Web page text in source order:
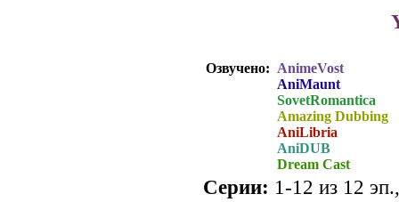
Озвучено: AnimeVost
AniMaunt
SovetRomantica
Amazing Dubbing
AniLibria
AniDUB
Dream Cast
Серии: 1-12 из 12